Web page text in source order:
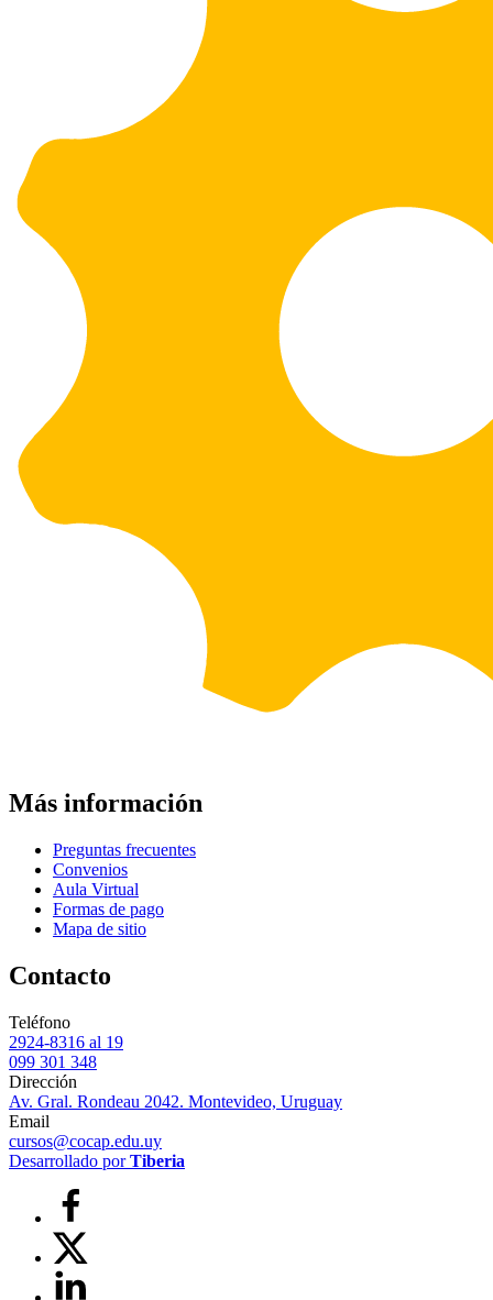
Más información
Preguntas frecuentes
Convenios
Aula Virtual
Formas de pago
Mapa de sitio
Contacto
Teléfono
2924-8316 al 19
099 301 348
Dirección
Av. Gral. Rondeau 2042. Montevideo, Uruguay
Email
cursos@cocap.edu.uy
Desarrollado porTiberia